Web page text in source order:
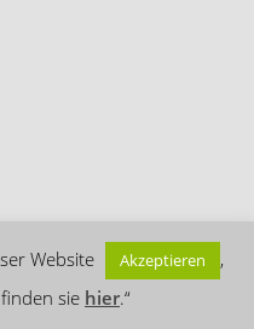
Switzerland
Website Akzeptieren
,
sie hier.“